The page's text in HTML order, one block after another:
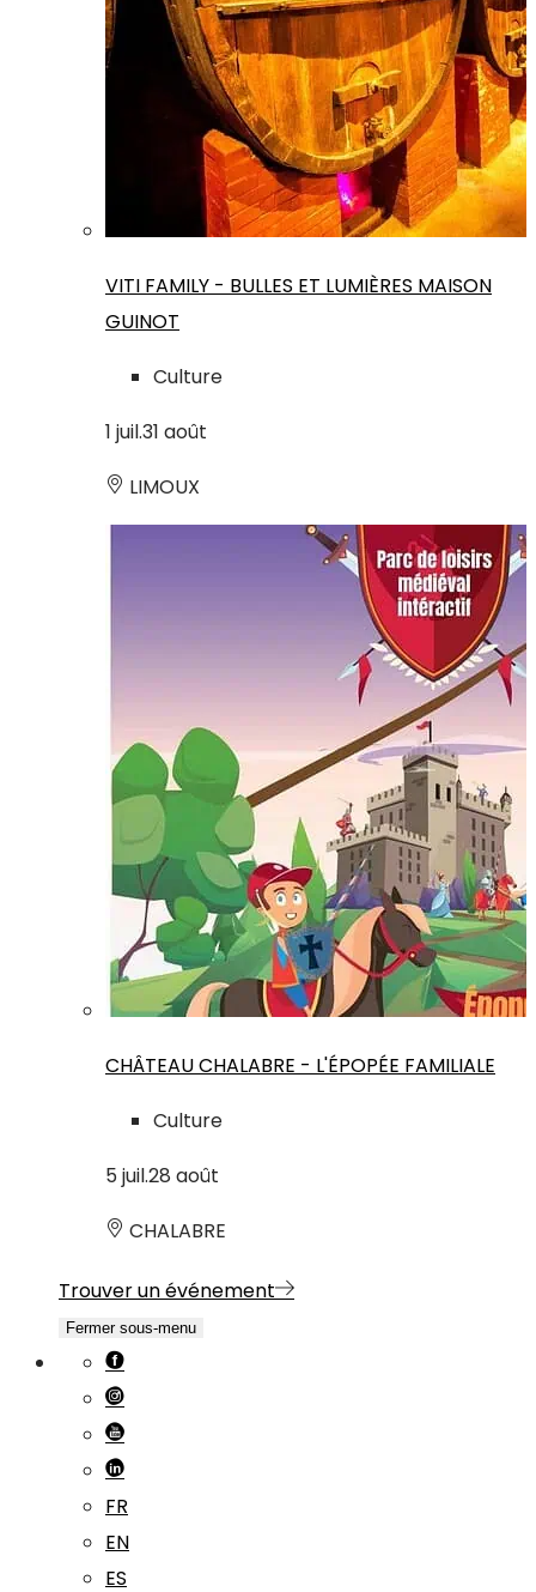
VITI FAMILY - BULLES ET LUMIÈRES MAISON
GUINOT
Culture
1 juil.31 août
LIMOUX
CHÂTEAU CHALABRE - L'ÉPOPÉE FAMILIALE
Culture
5 juil.28 août
CHALABRE
Trouver un événement
Fermer sous-menu
FR
EN
ES